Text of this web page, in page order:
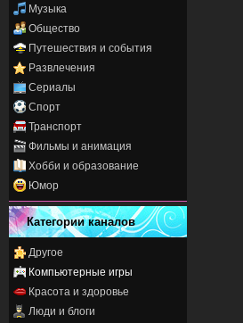
Музыка
Общество
Путешествия и события
Развлечения
Сериалы
Спорт
Транспорт
Фильмы и анимация
Хобби и образование
Юмор
Категории каналов
Другое
Компьютерные игры
Красота и здоровье
Люди и блоги